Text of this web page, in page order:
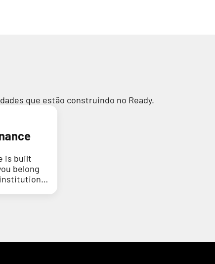
que estão construindo no Ready.
is built
belong